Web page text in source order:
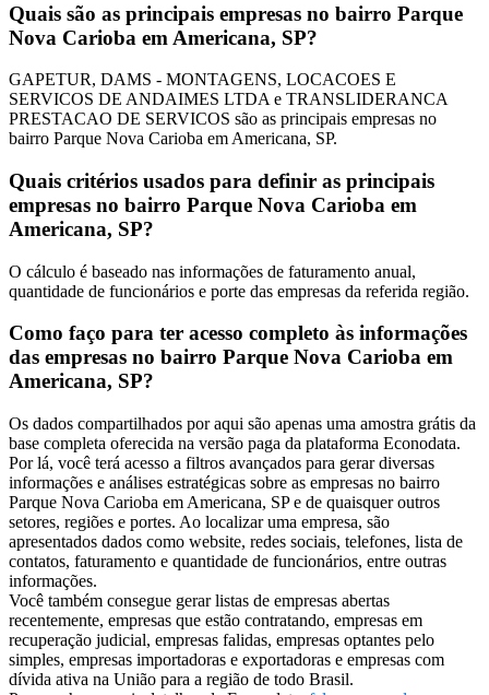
Quais são as principais empresas no bairro Parque
Nova Carioba em Americana, SP?
GAPETUR, DAMS - MONTAGENS, LOCACOES E
SERVICOS DE ANDAIMES LTDA e TRANSLIDERANCA
PRESTACAO DE SERVICOS são as principais empresas no
bairro Parque Nova Carioba em Americana, SP.
Quais critérios usados para definir as principais
empresas no bairro Parque Nova Carioba em
Americana, SP?
O cálculo é baseado nas informações de faturamento anual,
quantidade de funcionários e porte das empresas da referida região.
Como faço para ter acesso completo às informações
das empresas no bairro Parque Nova Carioba em
Americana, SP?
Os dados compartilhados por aqui são apenas uma amostra grátis da
base completa oferecida na versão paga da plataforma Econodata.
Por lá, você terá acesso a filtros avançados para gerar diversas
informações e análises estratégicas sobre as empresas no bairro
Parque Nova Carioba em Americana, SP e de quaisquer outros
setores, regiões e portes. Ao localizar uma empresa, são
apresentados dados como website, redes sociais, telefones, lista de
contatos, faturamento e quantidade de funcionários, entre outras
informações.
Você também consegue gerar listas de empresas abertas
recentemente, empresas que estão contratando, empresas em
recuperação judicial, empresas falidas, empresas optantes pelo
simples, empresas importadoras e exportadoras e empresas com
dívida ativa na União para a região de todo Brasil.